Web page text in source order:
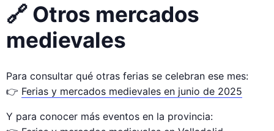
🔗 Otros mercados
medievales
Para consultar qué otras ferias se celebran ese mes:
👉 Ferias y mercados medievales en junio de 2025
Y para conocer más eventos en la provincia: